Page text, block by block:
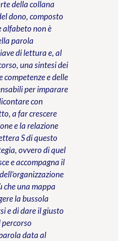
della collana
dono, composto
alfabeto non è
parola
di lettura e, al
una sintesi dei
competenze e delle
per imparare
con
a far crescere
e la relazione
S di questo
ovvero di quel
e accompagna il
che una mappa
la bussola
e di dare il giusto
data al